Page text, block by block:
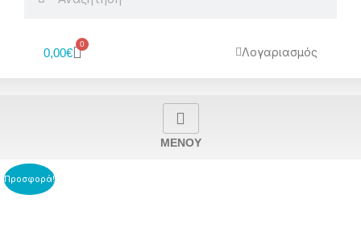
0,00€
0
Cart Λογαριασμός
MENOY
Προσφορά!